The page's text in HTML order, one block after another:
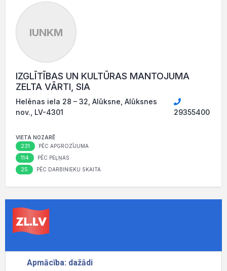
IUNKM
IZGLĪTĪBAS UN KULTŪRAS MANTOJUMA
ZELTA VĀRTI, SIA
Helēnas iela 28 – 32, Alūksne, Alūksnes
nov., LV-4301
29355400
VIETA NOZARĒ
231 PĒC APGROZĪJUMA
114 PĒC PEĻŅAS
25 PĒC DARBINIEKU SKAITA